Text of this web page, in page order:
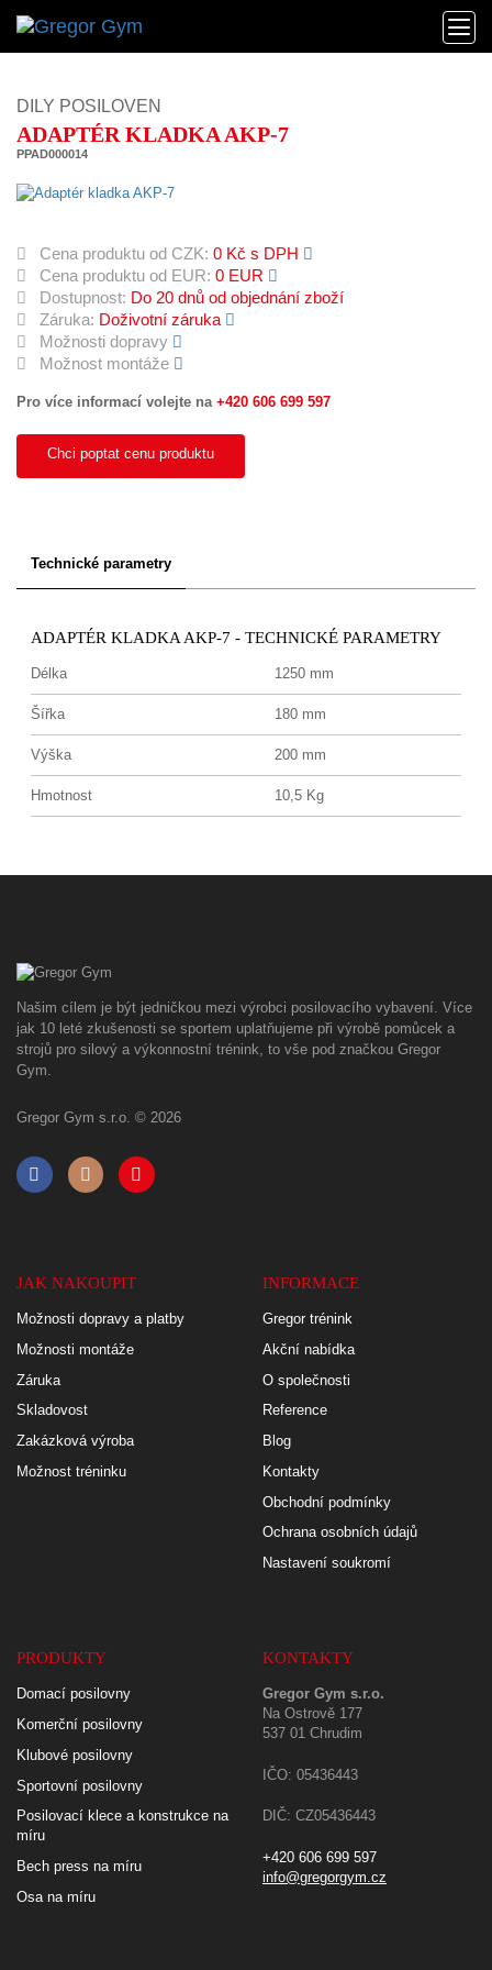
DILY POSILOVEN
ADAPTÉR KLADKA AKP-7
PPAD000014
Cena produktu od CZK: 0 Kč s DPH
Cena produktu od EUR: 0 EUR
Dostupnost: Do 20 dnů od objednání zboží
Záruka: Doživotní záruka
Možnosti dopravy
Možnost montáže
Pro více informací volejte na +420 606 699 597
Chci poptat cenu produktu
Technické parametry
ADAPTÉR KLADKA AKP-7 - TECHNICKÉ PARAMETRY
Délka 1250 mm
Šířka 180 mm
Výška 200 mm
Hmotnost 10,5 Kg
Našim cílem je být jedničkou mezi výrobci posilovacího vybavení. Více
jak 10 leté zkušenosti se sportem uplatňujeme při výrobě pomůcek a
strojů pro silový a výkonnostní trénink, to vše pod značkou Gregor
Gym.
Gregor Gym s.r.o. © 2026
JAK NAKOUPIT
Možnosti dopravy a platby
Možnosti montáže
Záruka
Skladovost
Zakázková výroba
Možnost tréninku
INFORMACE
Gregor trénink
Akční nabídka
O společnosti
Reference
Blog
Kontakty
Obchodní podmínky
Ochrana osobních údajů
Nastavení soukromí
PRODUKTY
Domací posilovny
Komerční posilovny
Klubové posilovny
Sportovní posilovny
Posilovací klece a konstrukce na
míru
Bech press na míru
Osa na míru
KONTAKTY
Gregor Gym s.r.o.
Na Ostrově 177
537 01 Chrudim
IČO: 05436443
DIČ: CZ05436443
+420 606 699 597
info@gregorgym.cz